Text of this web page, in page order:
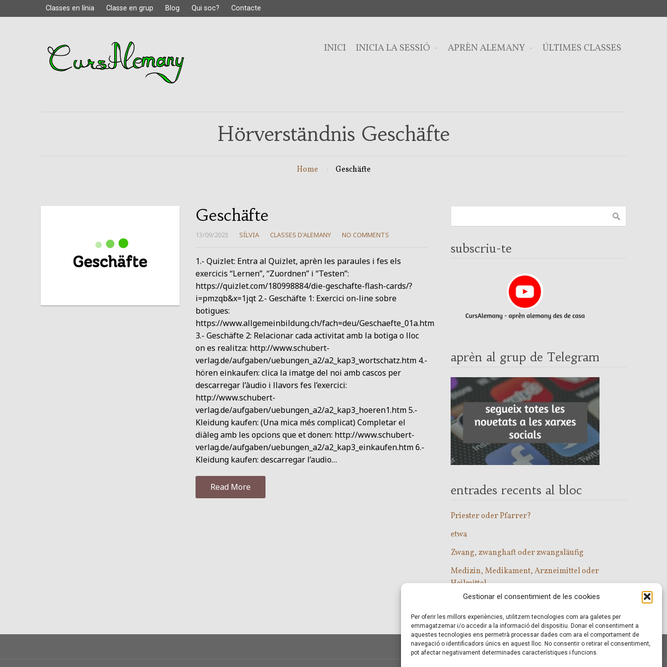
Gestionar el consentimient de les cookies
Per oferir les millors experiències, utilitzem tecnologies com ara galetes per
emmagatzemar i/o accedir a la informació del dispositiu. Donar el consentiment a
aquestes tecnologies ens permetrà processar dades com ara el comportament de
navegació o identificadors únics en aquest lloc. No consentir o retirar el consentiment,
pot afectar negativament determinades característiques i funcions.
Classes en línia Classe en grup Blog Qui soc? Contacte
INICI INICIA LA SESSIÓ APRÈN ALEMANY ÚLTIMES CLASSES
Hörverständnis Geschäfte
Home Geschäfte
Geschäfte
13/09/2023 SÍLVIA CLASSES D'ALEMANY NO COMMENTS
1.- Quizlet: Entra al Quizlet, aprèn les paraules i fes els
exercicis “Lernen”, “Zuordnen” i “Testen”:
https://quizlet.com/180998884/die-geschafte-flash-cards/?
i=pmzqb&x=1jqt 2.- Geschäfte 1: Exercici on-line sobre
botigues:
https://www.allgemeinbildung.ch/fach=deu/Geschaefte_01a.htm
3.- Geschäfte 2: Relacionar cada activitat amb la botiga o lloc
on es realitza: http://www.schubert-
verlag.de/aufgaben/uebungen_a2/a2_kap3_wortschatz.htm 4.-
hören einkaufen: clica la imatge del noi amb cascos per
descarregar l’àudio i llavors fes l’exercici:
http://www.schubert-
verlag.de/aufgaben/uebungen_a2/a2_kap3_hoeren1.htm 5.-
Kleidung kaufen: (Una mica més complicat) Completar el
diàleg amb les opcions que et donen: http://www.schubert-
verlag.de/aufgaben/uebungen_a2/a2_kap3_einkaufen.htm 6.-
Kleidung kaufen: descarregar l’audio…
Read More
subscriu-te
aprèn al grup de Telegram
entrades recents al bloc
Priester oder Pfarrer?
etwa
Zwang, zwanghaft oder zwangsläufig
Medizin, Medikament, Arzneimittel oder
Heilmittel
Com entrar a les classes d’alemany?